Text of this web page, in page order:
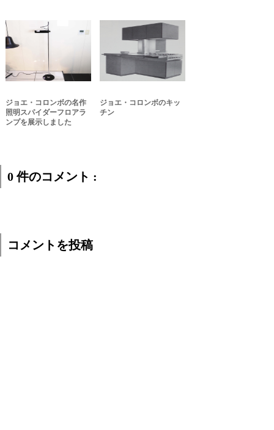
ジョエ・コロンボの名作
照明スパイダーフロアラ
ンプを展示しました
ジョエ・コロンボのキッ
チン
0 件のコメント :
コメントを投稿